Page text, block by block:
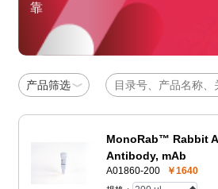
靠
产品筛选
MonoRab™ Rabbit
Antibody, mAb
A01860-200 ￥1640